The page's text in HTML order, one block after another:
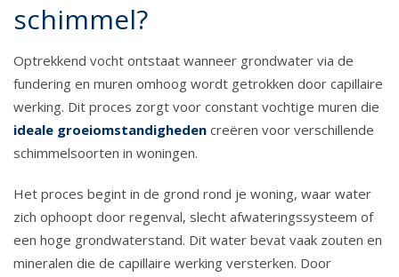
schimmel?
Optrekkend vocht ontstaat wanneer grondwater via de
fundering en muren omhoog wordt getrokken door capillaire
werking. Dit proces zorgt voor constant vochtige muren die
ideale groeiomstandigheden creëren voor verschillende
schimmelsoorten in woningen.
Het proces begint in de grond rond je woning, waar water
zich ophoopt door regenval, slecht afwateringssysteem of
een hoge grondwaterstand. Dit water bevat vaak zouten en
mineralen die de capillaire werking versterken. Door